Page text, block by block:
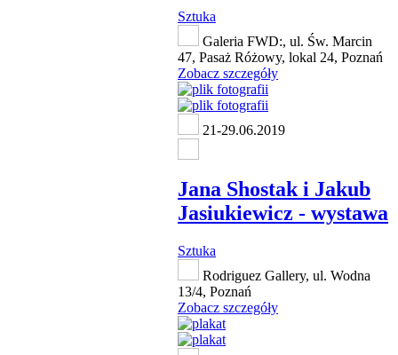
Sztuka
Galeria FWD:, ul. Św. Marcin
47, Pasaż Różowy, lokal 24, Poznań
Zobacz szczegóły
21-29.06.2019
Jana Shostak i Jakub
Jasiukiewicz - wystawa
Sztuka
Rodriguez Gallery, ul. Wodna
13/4, Poznań
Zobacz szczegóły